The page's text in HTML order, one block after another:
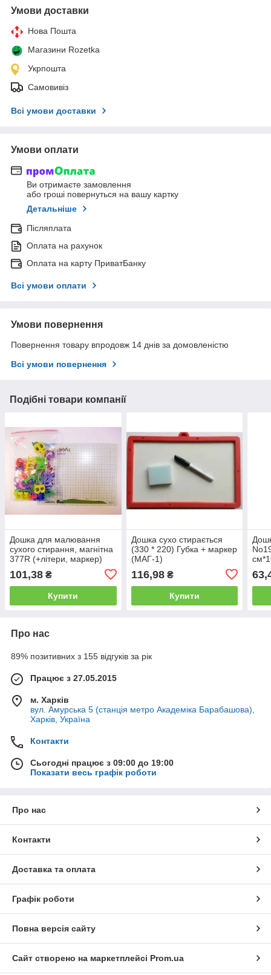
Умови доставки
Нова Пошта
Магазини Rozetka
Укрпошта
Самовивіз
Всі умови доставки
Умови оплати
Ви отримаєте замовлення
або гроші повернуться на вашу картку
Детальніше
Післяплата
Оплата на рахунок
Оплата на карту ПриватБанку
Всі умови оплати
Умови повернення
Повернення товару впродовж 14 днів за домовленістю
Всі умови повернення
Подібні товари компанії
Дошка для малювання
сухого стирання, магнітна
377R (+літери, маркер)
101,38 ₴
Купити
Дошка сухо стирається
(330 * 220) Губка + маркер
(МАГ-1)
116,98₴
Купити
Про нас
89% позитивних з 155 відгуків за рік
Працює з 27.05.2015
м. Харків
вул. Амурська 5 (станція метро Академіка Барабашова),
Харків, Україна
Контакти
Сьогодні працює з 09:00 до 19:00
Показати весь графік роботи
Про нас
Контакти
Доставка та оплата
Графік роботи
Повна версія сайту
Сайт створено на маркетплейсі Prom.ua